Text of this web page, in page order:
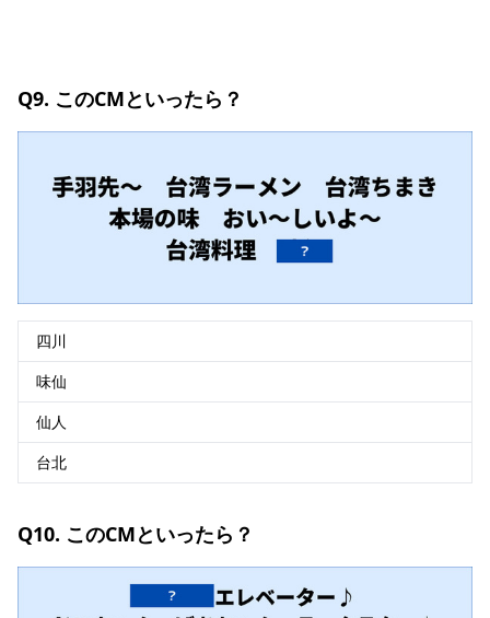
Q9. このCMといったら？
四川
味仙
仙人
台北
Q10. このCMといったら？